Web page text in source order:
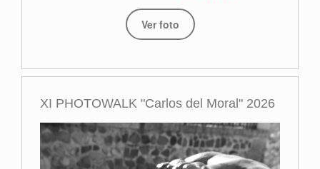
Ver foto
XI PHOTOWALK "Carlos del Moral" 2026